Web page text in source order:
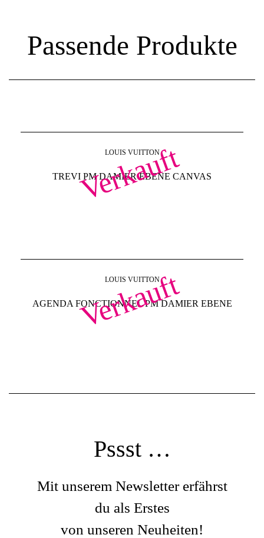
Passende Produkte
Verkauft
LOUIS VUITTON
TREVI PM DAMIER EBENE CANVAS
Verkauft
LOUIS VUITTON
AGENDA FONCTIONNEL PM DAMIER EBENE
Pssst …
Mit unserem Newsletter erfährst
du als Erstes
von unseren Neuheiten!